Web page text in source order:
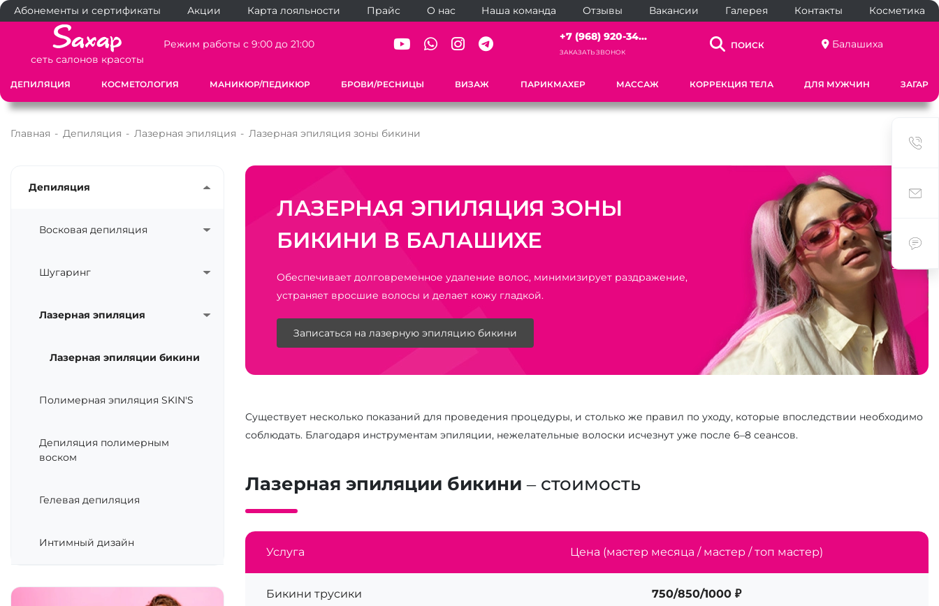
Абонементы и сертификаты Акции Карта лояльности Прайс О нас Наша команда Отзывы Вакансии Галерея Контакты Косметика
сеть салонов красоты
Режим работы с 9:00 до 21:00
+7 (968) 920-34...
ЗАКАЗАТЬ ЗВОНОК
ПОИСК Балашиха
ДЕПИЛЯЦИЯ КОСМЕТОЛОГИЯ МАНИКЮР/ПЕДИКЮР БРОВИ/РЕСНИЦЫ ВИЗАЖ ПАРИКМАХЕР МАССАЖ КОРРЕКЦИЯ ТЕЛА ДЛЯ МУЖЧИН ЗАГАР
Главная - Депиляция - Лазерная эпиляция - Лазерная эпиляция зоны бикини
Депиляция
Восковая депиляция
Шугаринг
Лазерная эпиляция
Лазерная эпиляции бикини
Полимерная эпиляция SKIN'S
Депиляция полимерным
воском
Гелевая депиляция
Интимный дизайн
ЛАЗЕРНАЯ ЭПИЛЯЦИЯ ЗОНЫ
БИКИНИ В БАЛАШИХЕ
Обеспечивает долговременное удаление волос, минимизирует раздражение,
устраняет вросшие волосы и делает кожу гладкой.
Записаться на лазерную эпиляцию бикини
Существует несколько показаний для проведения процедуры, и столько же правил по уходу, которые впоследствии необходимо
соблюдать. Благодаря инструментам эпиляции, нежелательные волоски исчезнут уже после 6–8 сеансов.
Лазерная эпиляции бикини – стоимость
Услуга Цена (мастер месяца / мастер / топ мастер)
Бикини трусики 750/850/1000 ₽